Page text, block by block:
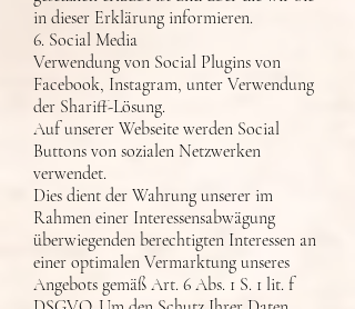
in dieser Erklärung informieren.
6. Social Media
Verwendung von Social Plugins von
Facebook, Instagram, unter Verwendung
der Shariff-Lösung.
Auf unserer Webseite werden Social
Buttons von sozialen Netzwerken
verwendet.
Dies dient der Wahrung unserer im
Rahmen einer Interessensabwägung
überwiegenden berechtigten Interessen an
einer optimalen Vermarktung unseres
Angebots gemäß Art. 6 Abs. 1 S. 1 lit. f